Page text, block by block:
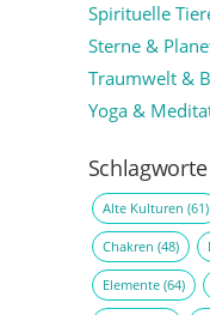
Spirituelle
Sterne &
Traumwelt &
Yoga &
Schlagworte
Alte Kulturen (61)
Chakren (48)
Elemente(64)